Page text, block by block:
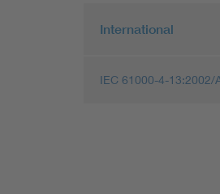
International
IEC 61000-4-13:2002/